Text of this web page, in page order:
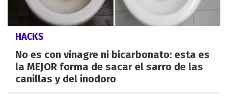
HACKS
No es con vinagre ni bicarbonato: esta es
la MEJOR forma de sacar el sarro de las
canillas y del inodoro